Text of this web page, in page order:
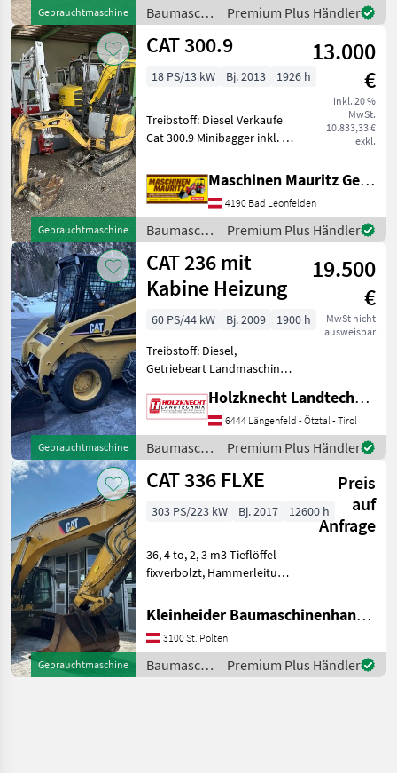
Gebrauchtmaschine
durchgeführt. Einsatzbereit
ohne
Baumaschinen
/ CAT
Premium Plus Händler
Gebrauchtmaschine
CAT 300.9
13.000
€
inkl. 20 %
MwSt.
10.833,33 €
exkl.
18 PS/13 kW Bj. 2013 1926 h
Treibstoff: Diesel Verkaufe
Cat 300.9 Minibagger inkl. 3x
Hydraulikkreis vorne,
abgelesene Stunden, sofort
einsatzbereit, gute Ketten
Weitere A
Maschinen Mauritz GesmbH
4190 Bad Leonfelden
Baumaschinen
/ CAT
Premium Plus Händler
Gebrauchtmaschine
CAT 236 mit
Kabine Heizung
19.500
€
MwSt nicht
ausweisbar
60 PS/44 kW Bj. 2009
1900 h
Treibstoff: Diesel,
Getriebeart Landmaschine:
Kabine und Heizung, hydr.
Vorsteuerung,
Zusatzscheinwerfer vorne
und hinten Schaufel,
Palettengab
Holzknecht Landtechnik GmbH.
6444 Längenfeld - Ötztal - Tirol
Baumaschinen
/ CAT
Premium Plus Händler
Gebrauchtmaschine
CAT 336 FLXE
Preis
auf
Anfrage
303 PS/223 kW Bj. 2017 12600 h
36, 4 to, 2, 3 m3 Tieflöffel
fixverbolzt, Hammerleitung,
Kettenbagger
Kleinheider Baumaschinenhandel GmbH.
3100 St. Pölten
Baumaschinen
/ CAT
Premium Plus Händler